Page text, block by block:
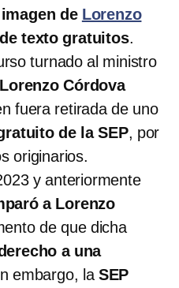
de Lorenzo
texto gratuitos.
turnado al ministro
Lorenzo Córdova
fuera retirada de uno
de la SEP, por
originarios.
y anteriormente
a Lorenzo
de que dicha
a una
embargo, la SEP